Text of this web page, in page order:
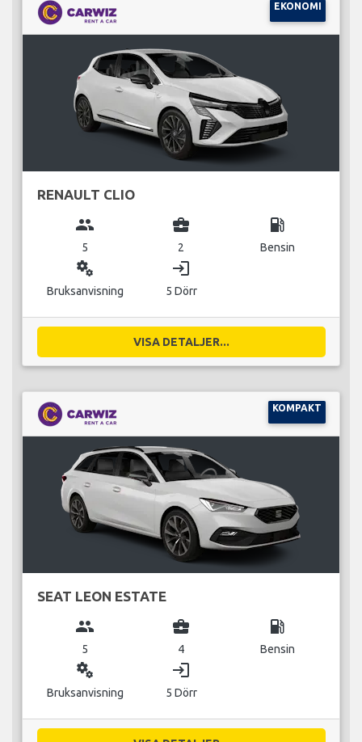
EKONOMI
RENAULT CLIO
group
5
business_center
2
local_gas_station
Bensin
miscellaneous_services
Bruksanvisning
login
5 Dörr
VISA DETALJER...
KOMPAKT
SEAT LEON ESTATE
group
5
business_center
4
local_gas_station
Bensin
miscellaneous_services
Bruksanvisning
login
5 Dörr